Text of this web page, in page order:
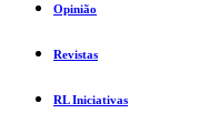
Opinião
Revistas
RL Iniciativas